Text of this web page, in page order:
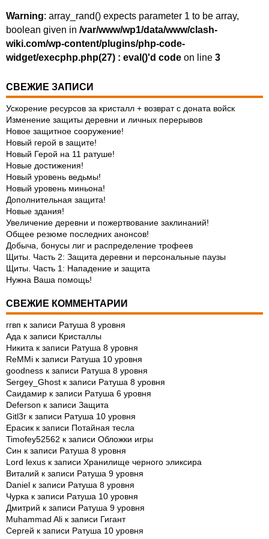
Warning: array_rand() expects parameter 1 to be array,
boolean given in /var/www/wp1/data/www/clash-
wiki.com/wp-content/plugins/php-code-
widget/execphp.php(27) : eval()'d code on line 3
СВЕЖИЕ ЗАПИСИ
Ускорение ресурсов за кристалл + возврат с доната войск
Изменение защиты деревни и личных перерывов
Новое защитное сооружение!
Новый герой в защите!
Новый Герой на 11 ратуше!
Новые достижения!
Новый уровень ведьмы!
Новый уровень миньона!
Дополнительная защита!
Новые здания!
Увеличение деревни и пожертвование заклинаний!
Общее резюме последних анонсов!
Добыча, бонусы лиг и распределение трофеев
Щиты. Часть 2: Защита деревни и персональные паузы
Щиты. Часть 1: Нападение и защита
Нужна Ваша помощь!
СВЕЖИЕ КОММЕНТАРИИ
ггвп к записи Ратуша 8 уровня
Ада к записи Кристаллы
Никита к записи Ратуша 8 уровня
ReMMi к записи Ратуша 10 уровня
goodness к записи Ратуша 8 уровня
Sergey_Ghost к записи Ратуша 8 уровня
Саидамир к записи Ратуша 6 уровня
Deferson к записи Защита
Gitl3r к записи Ратуша 10 уровня
Ерасик к записи Потайная тесла
Timofey52562 к записи Обложки игры
Син к записи Ратуша 8 уровня
Lord lexus к записи Хранилище черного эликсира
Виталий к записи Ратуша 9 уровня
Daniel к записи Ратуша 8 уровня
Чурка к записи Ратуша 10 уровня
Дмитрий к записи Ратуша 9 уровня
Muhammad Ali к записи Гигант
Сергей к записи Ратуша 10 уровня